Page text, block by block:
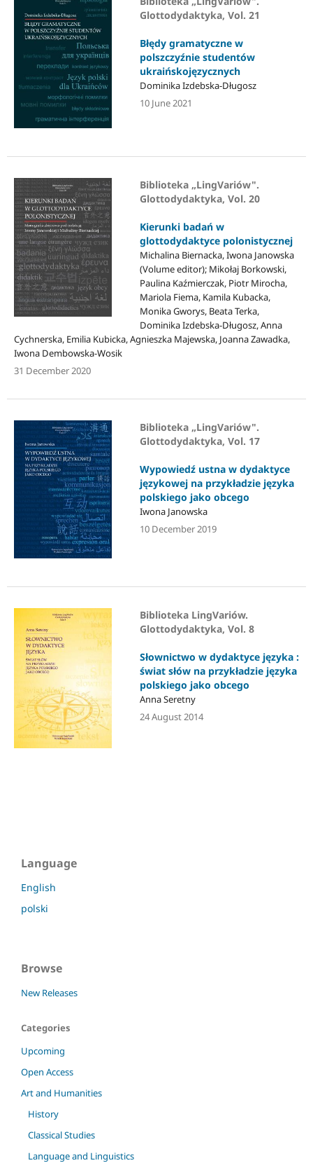
Glottodydaktyka, Vol. 21
Błędy gramatyczne w
polszczyźnie studentów
ukraińskojęzycznych
Dominika Izdebska-Długosz
10 June 2021
Biblioteka „LingVariów".
Glottodydaktyka, Vol. 20
Kierunki badań w
glottodydaktyce polonistycznej
Michalina Biernacka, Iwona Janowska
(Volume editor); Mikołaj Borkowski,
Paulina Kaźmierczak, Piotr Mirocha,
Mariola Fiema, Kamila Kubacka,
Monika Gworys, Beata Terka,
Dominika Izdebska-Długosz, Anna
Cychnerska, Emilia Kubicka, Agnieszka Majewska, Joanna Zawadka,
Iwona Dembowska-Wosik
31 December 2020
Biblioteka „LingVariów".
Glottodydaktyka, Vol. 17
Wypowiedź ustna w dydaktyce
językowej na przykładzie języka
polskiego jako obcego
Iwona Janowska
10 December 2019
Biblioteka LingVariów.
Glottodydaktyka, Vol. 8
Słownictwo w dydaktyce języka :
świat słów na przykładzie języka
polskiego jako obcego
Anna Seretny
24 August 2014
Language
English
polski
Browse
New Releases
Categories
Upcoming
Open Access
Art and Humanities
History
Classical Studies
Language and Linguistics